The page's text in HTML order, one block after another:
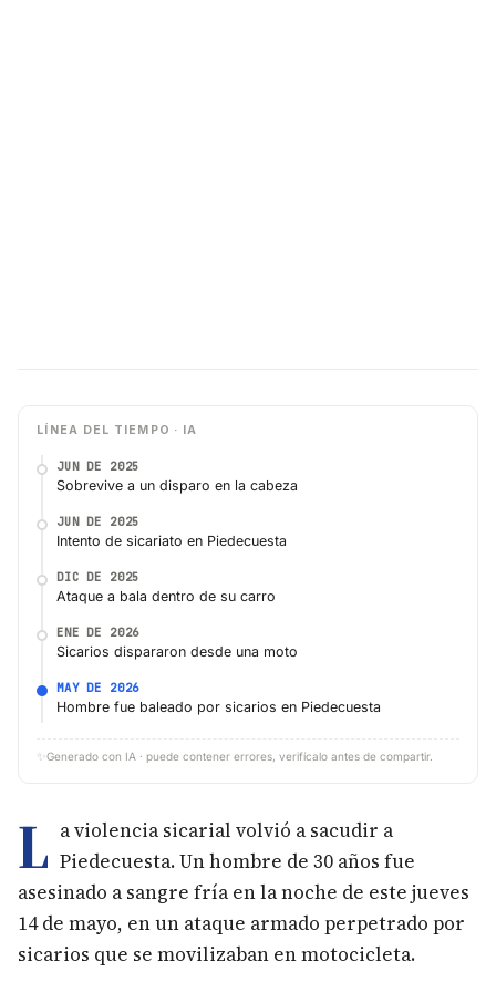
LÍNEA DEL TIEMPO · IA
JUN DE 2025
Sobrevive a un disparo en la cabeza
JUN DE 2025
Intento de sicariato en Piedecuesta
DIC DE 2025
Ataque a bala dentro de su carro
ENE DE 2026
Sicarios dispararon desde una moto
MAY DE 2026
Hombre fue baleado por sicarios en Piedecuesta
✨ Generado con IA · puede contener errores, verifícalo antes de compartir.
L a violencia sicarial volvió a sacudir a
Piedecuesta. Un hombre de 30 años fue
asesinado a sangre fría en la noche de este jueves
14 de mayo, en un ataque armado perpetrado por
sicarios que se movilizaban en motocicleta.